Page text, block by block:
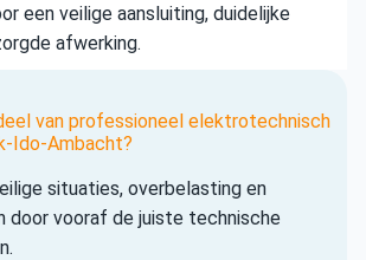
een veilige aansluiting, duidelijke
afwerking.
van professioneel elektrotechnisch
Ido-Ambacht?
situaties, overbelasting en
door vooraf de juiste technische